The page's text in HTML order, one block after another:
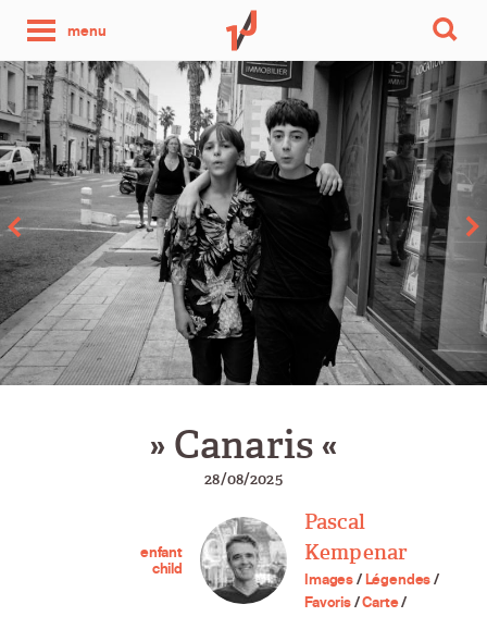
menu
photo
par
jour
» Canaris «
28/08/2025
enfant
child
Pascal
Kempenar
Images/Légendes/
Favoris/Carte/